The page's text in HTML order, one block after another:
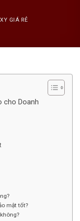
GIÁ RẺ
cho Doanh
mật tốt?